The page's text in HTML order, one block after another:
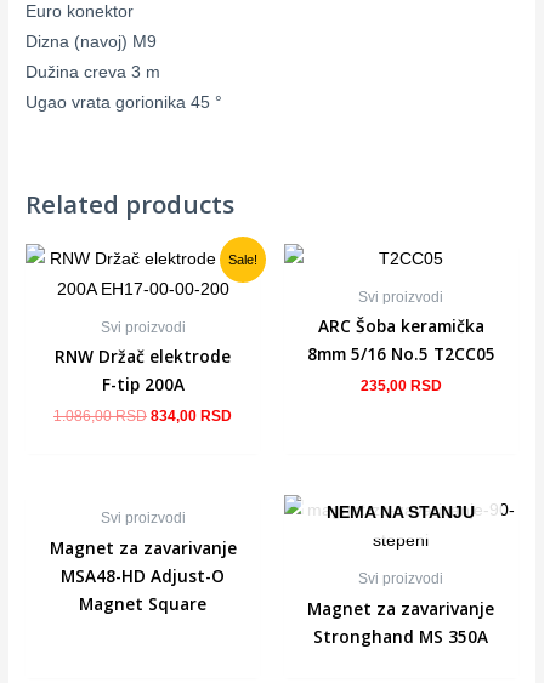
Euro konektor
Dizna (navoj) M9
Dužina creva 3 m
Ugao vrata gorionika 45 °
Related products
Sale!
Svi proizvodi
RNW Držač elektrode
F-tip 200A
1.086,00RSD 834,00 RSD
Svi proizvodi
ARC Šoba keramička
8mm 5/16 No.5 T2CC05
235,00 RSD
Svi proizvodi
Magnet za zavarivanje
MSA48-HD Adjust-O
Magnet Square
NEMA NA STANJU
Svi proizvodi
Magnet za zavarivanje
Stronghand MS 350A